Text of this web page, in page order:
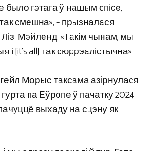
было гэтага ў нашым спісе,
смешна», – прызналася
Мэйленд. «Такім чынам, мы
і [it’s all] так сюррэалістычна».
Морыс таксама азірнулася
па Еўропе ў пачатку 2024
выхаду на сцэну як